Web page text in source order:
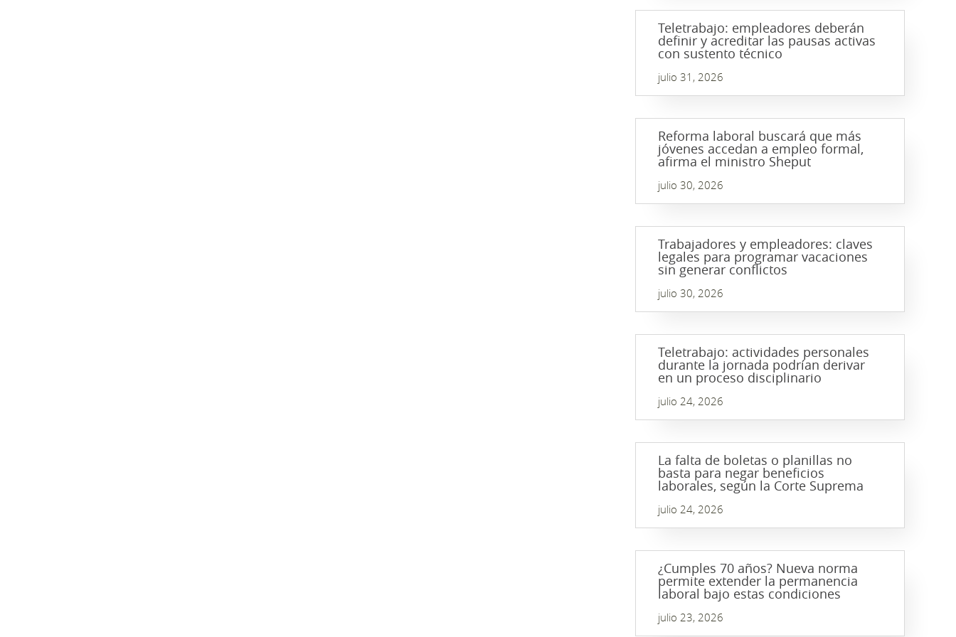
Teletrabajo: empleadores deberán
definir y acreditar las pausas activas
con sustento técnico
julio 31, 2026
Reforma laboral buscará que más
jóvenes accedan a empleo formal,
afirma el ministro Sheput
julio 30, 2026
Trabajadores y empleadores: claves
legales para programar vacaciones
sin generar conflictos
julio 30, 2026
Teletrabajo: actividades personales
durante la jornada podrían derivar
en un proceso disciplinario
julio 24, 2026
La falta de boletas o planillas no
basta para negar beneficios
laborales, según la Corte Suprema
julio 24, 2026
¿Cumples 70 años? Nueva norma
permite extender la permanencia
laboral bajo estas condiciones
julio 23, 2026